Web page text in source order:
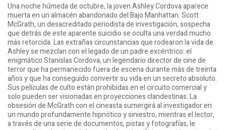
Una noche húmeda de octubre, la joven Ashley Cordova aparece
muerta en un almacén abandonado del Bajo Manhattan. Scott
McGrath, un desacreditado periodista de investigación, sospecha
que detrás de este aparente suicidio se oculta una verdad mucho
más retorcida. Las extrañas circunstancias que rodearon la vida de
Ashley se mezclan con el legado de un padre excéntrico: el
enigmático Stanislas Cordova, un legendario director de cine de
terror que ha permanecido fuera de escena durante más de treinta
años y que ha conseguido convertir su vida en un secreto absoluto.
Sus películas de culto están prohibidas en el circuito comercial y
solo pueden ser visionadas en proyecciones clandestinas. La
obsesión de McGrath con el cineasta sumergirá al investigador en
un mundo profundamente hipnótico y siniestro, mientras el lector,
a través de una serie de documentos, pistas y fotografías, le